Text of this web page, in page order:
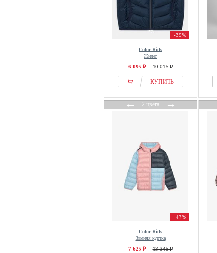
-39%
Color Kids
Жилет
6 095 ₽ 10 015 ₽
КУПИТЬ
←2 цвета→
-43%
Color Kids
Зимняя куртка
7 625 ₽ 13 345 ₽